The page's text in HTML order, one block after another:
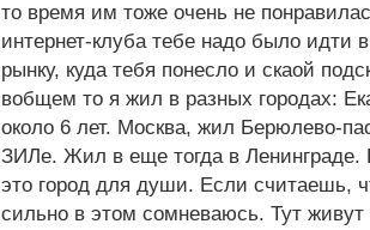
то время им тоже очень не
интернет-клуба тебе надо было идти
рынку, куда тебя понесло и скаой
вобщем то я жил в разных городах:
около 6 лет. Москва, жил Берюлево-
ЗИЛе. Жил в еще тогда в Ленинграде.
это город для души. Если считаешь,
сильно в этом сомневаюсь. Тут